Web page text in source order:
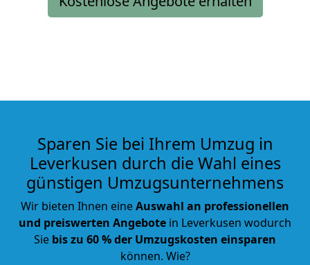
Sparen Sie bei Ihrem Umzug in
Leverkusen durch die Wahl eines
günstigen Umzugsunternehmens
Wir bieten Ihnen eineAuswahl an professionellen
und preiswerten Angebote in Leverkusen wodurch
Sie bis zu 60 % der Umzugskosten einsparen
können. Wie?